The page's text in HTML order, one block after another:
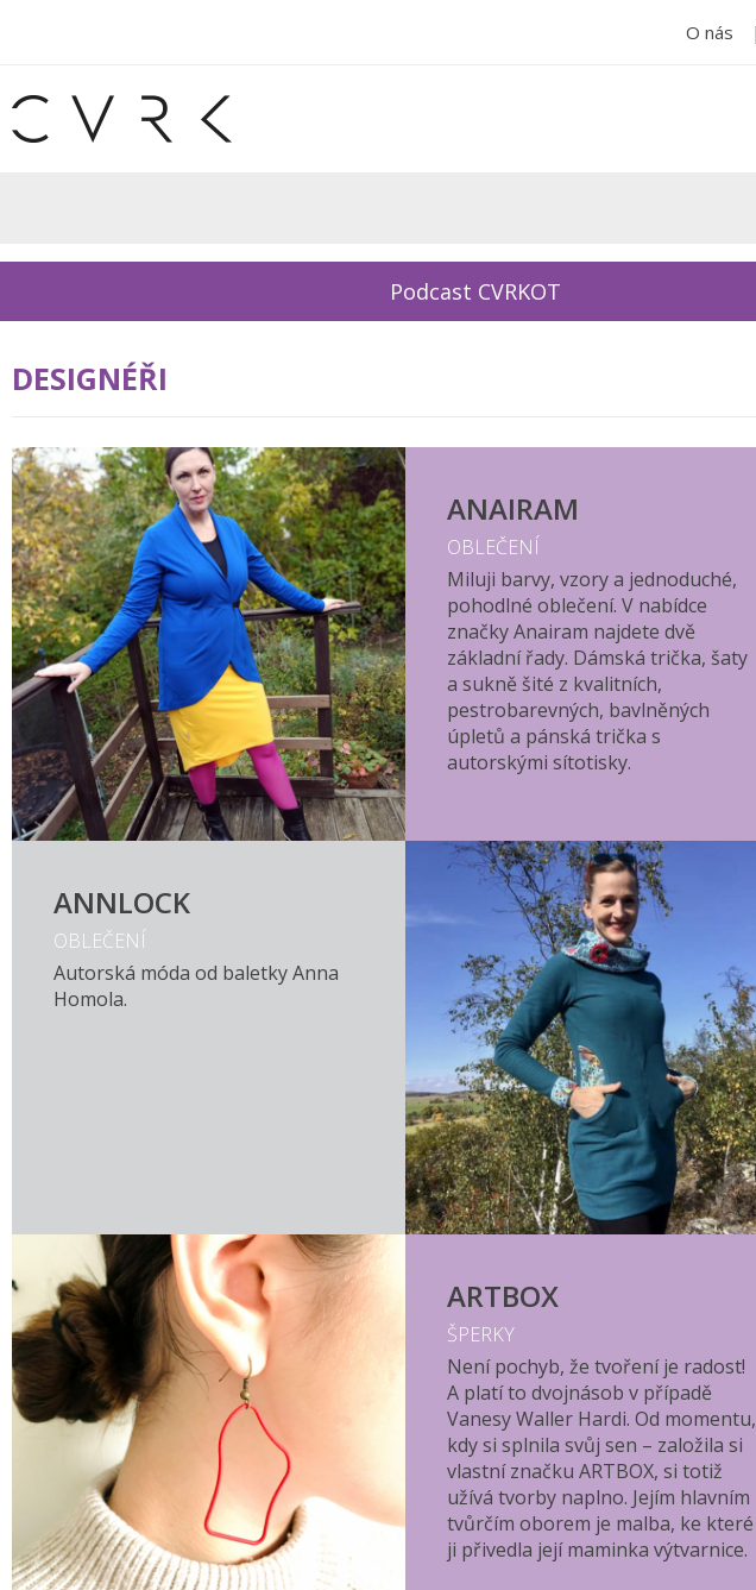
O nás
Podcast CVRKOT
DESIGNÉŘI
ANAIRAM
OBLEČENÍ
Miluji barvy, vzory a jednoduché,
pohodlné oblečení. V nabídce
značky Anairam najdete dvě
základní řady. Dámská trička, šaty
a sukně šité z kvalitních,
pestrobarevných, bavlněných
úpletů a pánská trička s
autorskými sítotisky.
ANNLOCK
OBLEČENÍ
Autorská móda od baletky Anna
Homola.
ARTBOX
ŠPERKY
Není pochyb, že tvoření je radost!
A platí to dvojnásob v případě
Vanesy Waller Hardi. Od momentu,
kdy si splnila svůj sen – založila si
vlastní značku ARTBOX, si totiž
užívá tvorby naplno. Jejím hlavním
tvůrčím oborem je malba, ke které
ji přivedla její maminka výtvarnice.